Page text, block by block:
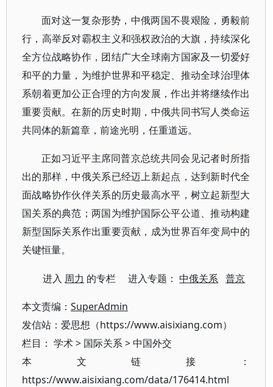
面对这一复杂形势，中俄两国不畏艰险，勇毅前
行，高举反对霸权主义和强权政治的大旗，持续深化
全方位战略协作，团结广大全球南方国家及一切爱好
和平的力量，为维护世界和平稳定、推动全球治理体
系朝着更加公正合理的方向发展，作出并将继续作出
重要贡献。在新的历史时期，中俄共同书写人类命运
共同体的新篇章，前途光明，任重道远。
正如习近平主席同普京总统共同会见记者时所指
出的那样，中俄关系已经迈上新起点，达到新时代全
面战略协作伙伴关系的历史最高水平，树立起新型大
国关系的典范；两国为维护国际公平公道、推动构建
新型国际关系作出重要贡献，成为世界百年变局中的
关键恒量。
进入 周力 的专栏 进入专题：中俄关系 普京
本文责编： SuperAdmin
发信站：爱思想（https://www.aisixiang.com）
栏目： 学术> 国际关系>中国外交
本文链接：
https://www.aisixiang.com/data/176414.html